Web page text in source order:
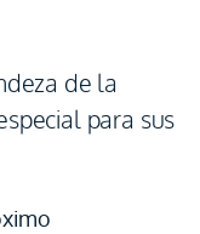
de la
para sus